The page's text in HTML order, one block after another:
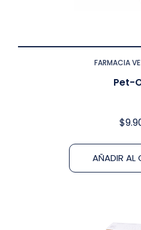
FARMACIA
Pet-
$
AÑADIR AL